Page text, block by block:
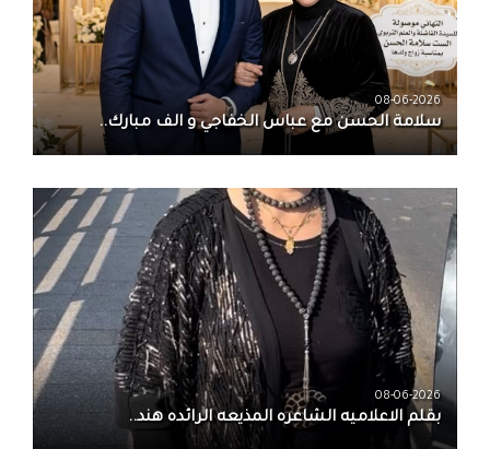
08-06-2026
سلامة الحسن‏ مع ‏عباس الخفاجي‏ و‏ الف مبارك..
08-06-2026
بقلم الاعلاميه الشاعره المذيعه الرائده هند..